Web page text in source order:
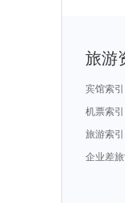
旅游
宾馆索引
机票索引
旅游索引
企业差旅